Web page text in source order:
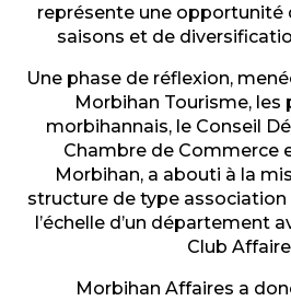
représente une opportunité
saisons et de
Une phase de réflexion,
Morbihan Tourisme, les
morbihannais, le Conseil
Chambre de Commerce
Morbihan, a abouti à la
structure de type association
l’échelle d’un département
Club
Morbihan Affaires a